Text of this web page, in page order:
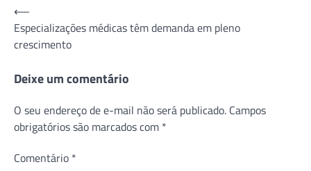
Navegação
de
Post
⟵
Especializações médicas têm demanda em pleno
crescimento
Deixe um comentário
O seu endereço de e-mail não será publicado. Campos
obrigatórios são marcados com *
Comentário *